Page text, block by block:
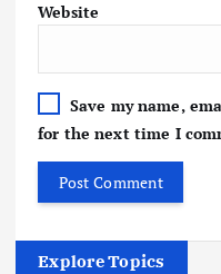
Website
Save my name,
for the next time I
Explore Topics